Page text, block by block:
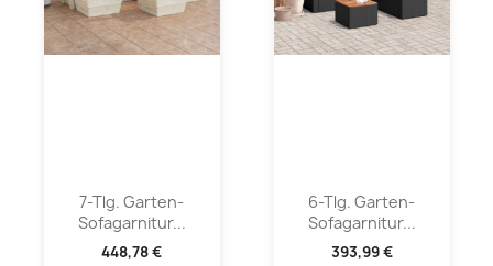
7-Tlg. Garten-
Sofagarnitur...
448,78 €
6-Tlg. Garten-
Sofagarnitur...
393,99 €